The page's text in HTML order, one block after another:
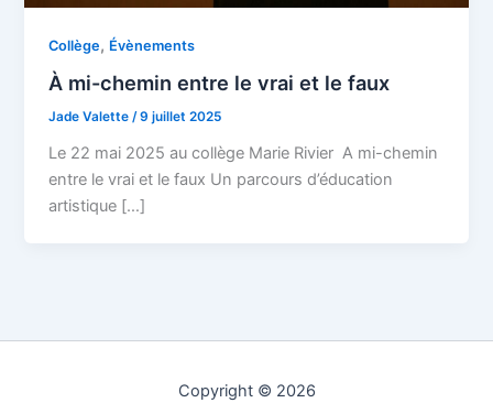
Collège, Évènements
À mi-chemin entre le vrai et le faux
Jade Valette/9 juillet 2025
Le 22 mai 2025 au collège Marie Rivier A mi-chemin
entre le vrai et le faux Un parcours d’éducation
artistique […]
Copyright © 2026